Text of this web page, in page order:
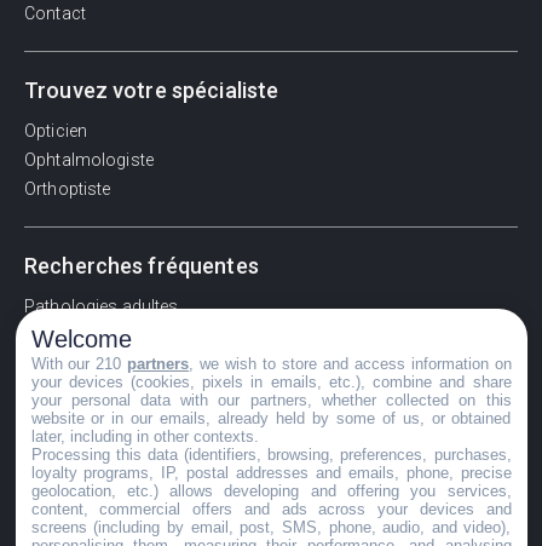
Contact
Trouvez votre spécialiste
Opticien
Ophtalmologiste
Orthoptiste
Recherches fréquentes
Pathologies adultes
Signes d'une urgence ophtalmologique
La vision
Acuité visuelle
Myosis / mydriase
Œdème oculaire
©GuideVue2024
Welcome
With our 210 partners , we wish to store and access information on
your devices (cookies, pixels in emails, etc.), combine and share
your personal data with our partners, whether collected on this
website or in our emails, already held by some of us, or obtained
later, including in other contexts.
Processing this data (identifiers, browsing, preferences, purchases,
loyalty programs, IP, postal addresses and emails, phone, precise
geolocation, etc.) allows developing and offering you services,
content, commercial offers and ads across your devices and
screens (including by email, post, SMS, phone, audio, and video),